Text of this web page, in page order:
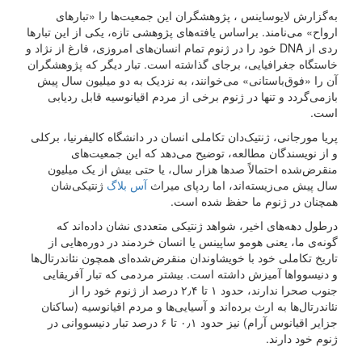
به‌گزارش لایو‌ساینس ، پژوهشگران این جمعیت‌ها را «تبارهای
ارواح» می‌نامند. براساس یافته‌های پژوهشی تازه، یکی از این تبارها
ردی از DNA خود را در ژنوم تمام انسان‌های امروزی، فارغ از نژاد و
خاستگاه جغرافیایی، برجای گذاشته است. تبار دیگر که پژوهشگران
آن را «فوق‌باستانی» می‌خوانند، به نزدیک به دو میلیون سال پیش
بازمی‌گردد و تنها در ژنوم برخی از مردم اقیانوسیه قابل ردیابی
است.
پریا مورجانی، ژنتیک‌دان تکاملی انسان در دانشگاه کالیفرنیا، برکلی
و از نویسندگان مطالعه، توضیح می‌دهد که این جمعیت‌های
منقرض‌شده احتمالاً صدها هزار سال، یا حتی بیش از یک میلیون
سال پیش می‌زیسته‌اند، اما ردپای میراثآس بلاگ ژنتیکی‌شان
همچنان در ژنوم ما حفظ شده است.
درطول دهه‌های اخیر، شواهد ژنتیکی متعددی نشان داده‌اند که
گونه‌ی ما، یعنی هومو ساپینس یا انسان خردمند در دوره‌هایی از
تاریخ تکاملی خود با خویشاوندان منقرض‌شده‌ای همچون نئاندرتال‌ها
و دنیسوواها آمیزش داشته است. بیشتر مردمی که تبار آفریقایی
جنوب صحرا ندارند، حدود ۱ تا ۲٫۴ درصد از ژنوم خود را از
نئاندرتال‌ها به ارث برده‌اند و آسیایی‌ها و مردم اقیانوسیه (ساکنان
جزایر اقیانوس آرام) نیز حدود ۰٫۱ تا ۶ درصد تبار دنیسووانی در
ژنوم خود دارند.